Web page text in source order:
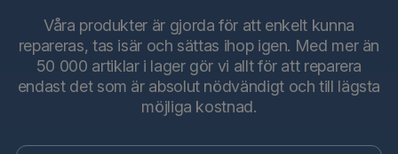
Våra produkter är gjorda för att enkelt kunna
repareras, tas isär och sättas ihop igen. Med mer än
50 000 artiklar i lager gör vi allt för att reparera
endast det som är absolut nödvändigt och till lägsta
möjliga kostnad.